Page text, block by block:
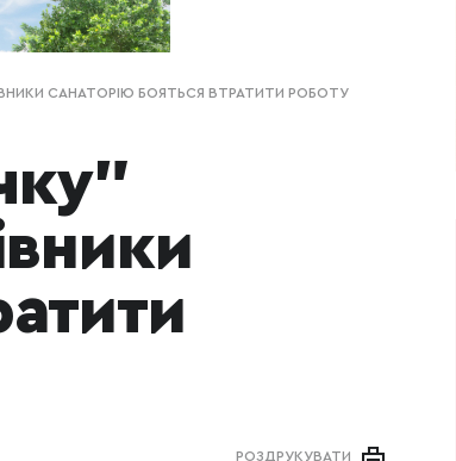
САНАТОРІЮ БОЯТЬСЯ ВТРАТИТИ РОБОТУ
РОЗДРУКУВАТИ